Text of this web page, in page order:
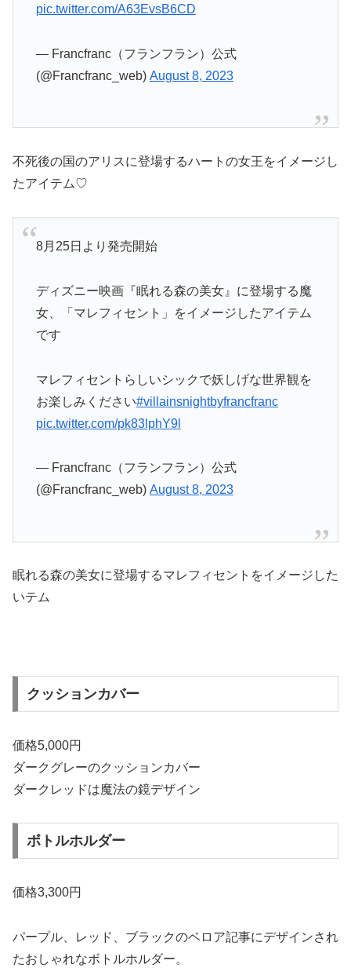
pic.twitter.com/A63EvsB6CD
— Francfranc（フランフラン）公式
(@Francfranc_web) August 8, 2023
不死後の国のアリスに登場するハートの女王をイメージし
たアイテム♡
8月25日より発売開始
ディズニー映画『眠れる森の美女』に登場する魔
女、「マレフィセント」をイメージしたアイテム
です
マレフィセントらしいシックで妖しげな世界観を
お楽しみください#villainsnightbyfrancfranc
pic.twitter.com/pk83lphY9l
— Francfranc（フランフラン）公式
(@Francfranc_web) August 8, 2023
眠れる森の美女に登場するマレフィセントをイメージした
いテム
クッションカバー
価格5,000円
ダークグレーのクッションカバー
ダークレッドは魔法の鏡デザイン
ボトルホルダー
価格3,300円
パープル、レッド、ブラックのベロア記事にデザインされ
たおしゃれなボトルホルダー。